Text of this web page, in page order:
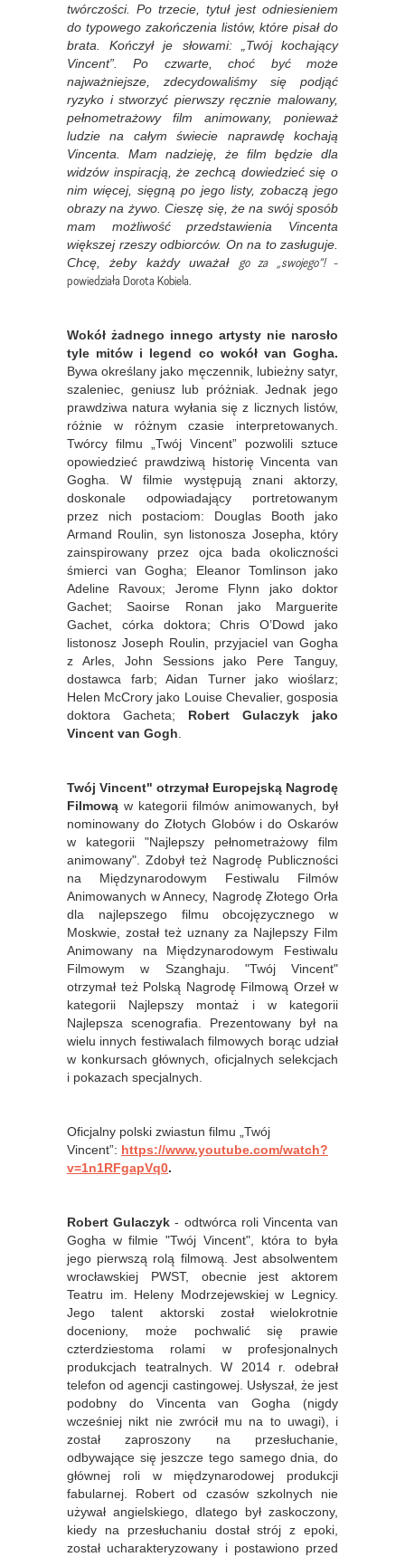
twórczości. Po trzecie, tytuł jest odniesieniem
do typowego zakończenia listów, które pisał do
brata. Kończył je słowami: „Twój kochający
Vincent”. Po czwarte, choć być może
najważniejsze, zdecydowaliśmy się podjąć
ryzyko i stworzyć pierwszy ręcznie malowany,
pełnometrażowy film animowany, ponieważ
ludzie na całym świecie naprawdę kochają
Vincenta. Mam nadzieję, że film będzie dla
widzów inspiracją, że zechcą dowiedzieć się o
nim więcej, sięgną po jego listy, zobaczą jego
obrazy na żywo. Cieszę się, że na swój sposób
mam możliwość przedstawienia Vincenta
większej rzeszy odbiorców. On na to zasługuje.
Chcę, żeby każdy uważał go za „swojego”!-
powiedziała Dorota Kobiela.
Wokół żadnego innego artysty nie narosło
tyle mitów i legend co wokół van Gogha.
Bywa określany jako męczennik, lubieżny satyr,
szaleniec, geniusz lub próżniak. Jednak jego
prawdziwa natura wyłania się z licznych listów,
różnie w różnym czasie interpretowanych.
Twórcy filmu „Twój Vincent” pozwolili sztuce
opowiedzieć prawdziwą historię Vincenta van
Gogha. W filmie występują znani aktorzy,
doskonale odpowiadający portretowanym
przez nich postaciom: Douglas Booth jako
Armand Roulin, syn listonosza Josepha, który
zainspirowany przez ojca bada okoliczności
śmierci van Gogha; Eleanor Tomlinson jako
Adeline Ravoux; Jerome Flynn jako doktor
Gachet; Saoirse Ronan jako Marguerite
Gachet, córka doktora; Chris O’Dowd jako
listonosz Joseph Roulin, przyjaciel van Gogha
z Arles, John Sessions jako Pere Tanguy,
dostawca farb; Aidan Turner jako wioślarz;
Helen McCrory jako Louise Chevalier, gosposia
doktora Gacheta; Robert Gulaczyk jako
Vincent van Gogh
Twój Vincent" otrzymał Europejską Nagrodę
Filmową w kategorii filmów animowanych, był
nominowany do Złotych Globów i do Oskarów
w kategorii "Najlepszy pełnometrażowy film
animowany". Zdobył też Nagrodę Publiczności
na Międzynarodowym Festiwalu Filmów
Animowanych w Annecy, NagrodęZłotego Orła
dla najlepszego filmu obcojęzycznego w
Moskwie, został też uznany za Najlepszy Film
Animowany na Międzynarodowym Festiwalu
Filmowym w Szanghaju. "Twój Vincent"
otrzymał też Polską Nagrodę Filmową Orzeł w
kategorii Najlepszy montaż i w kategorii
Najlepsza scenografia. Prezentowany był na
wielu innych festiwalach filmowych borąc udział
w konkursach głównych, oficjalnych selekcjach
i pokazach specjalnych.
Oficjalny polski zwiastun filmu „Twój
Vincent”: https://www.youtube.com/watch?
v=1n1RFgapVq0.
Robert Gulaczyk- odtwórca roli Vincenta van
Gogha w filmie "Twój Vincent", która to była
jego pierwszą rolą filmową. Jest absolwentem
wrocławskiej PWST, obecnie jest aktorem
Teatru im. Heleny Modrzejewskiej w Legnicy.
Jego talent aktorski został wielokrotnie
doceniony, może pochwalić się prawie
czterdziestoma rolami w profesjonalnych
produkcjach teatralnych. W 2014 r. odebrał
telefon od agencji castingowej. Usłyszał, że jest
podobny do Vincenta van Gogha (nigdy
wcześniej nikt nie zwrócił mu na to uwagi), i
został zaproszony na przesłuchanie,
odbywające się jeszcze tego samego dnia, do
głównej roli w międzynarodowej produkcji
fabularnej. Robert od czasów szkolnych nie
używał angielskiego, dlatego był zaskoczony,
kiedy na przesłuchaniu dostał strój z epoki,
został ucharakteryzowany i postawiono przed